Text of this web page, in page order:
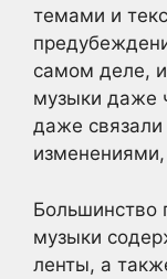
темами и
самом деле,
музыки даже
даже
изменениями,
Большинство
музыки
ленты, а